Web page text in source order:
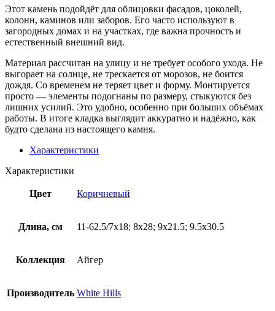
Этот камень подойдёт для облицовки фасадов, цоколей,
колонн, каминов или заборов. Его часто используют в
загородных домах и на участках, где важна прочность и
естественный внешний вид.
Материал рассчитан на улицу и не требует особого ухода. Не
выгорает на солнце, не трескается от морозов, не боится
дождя. Со временем не теряет цвет и форму. Монтируется
просто — элементы подогнаны по размеру, стыкуются без
лишних усилий. Это удобно, особенно при больших объёмах
работы. В итоге кладка выглядит аккуратно и надёжно, как
будто сделана из настоящего камня.
Характеристики
Характеристики
Цвет Коричневый
Длина, см 11-62.5/7х18; 8х28; 9х21.5; 9.5х30.5
Коллекция Айгер
Производитель White Hills